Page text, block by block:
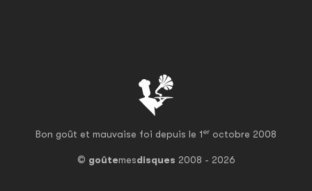
Bon goût et mauvaise foi depuis le 1er octobre 2008
© goûtemesdisques 2008 - 2026